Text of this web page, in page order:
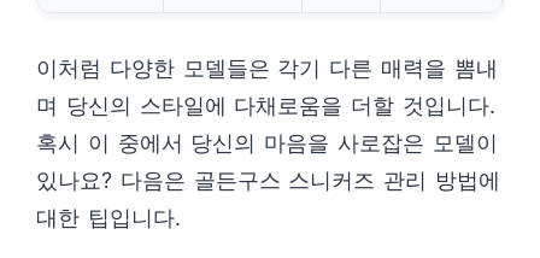
이처럼 다양한 모델들은 각기 다른 매력을 뽐내
며 당신의 스타일에 다채로움을 더할 것입니다.
혹시 이 중에서 당신의 마음을 사로잡은 모델이
있나요? 다음은 골든구스 스니커즈 관리 방법에
대한 팁입니다.